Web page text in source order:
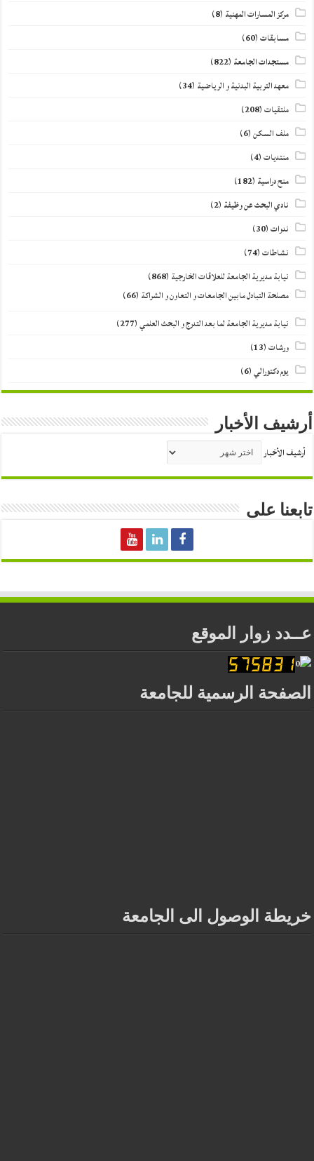
مركز المسارات المهنية (8)
مسابقات(60)
مستجدات الجامعة (822)
معهد التربية البدنية و الرياضية (34)
ملتقيات(208)
ملف السكن(6)
منتديات(4)
منح دراسية (182)
نادي البحث عن وظيفة (2)
ندوات(30)
نشاطات(74)
نيابة مديرية الجامعة للعلاقات الخارجية (868)
مصلحة التبادل مابين الجامعات و التعاون و الشراكة (66)
نيابة مديرية الجامعة لما بعد التدرج و البحث العلمي(277)
ورشات(13)
يوم دكتورالي(6)
أرشيف الأخبار
أرشيف الأخبار
تابعنا على
عــدد زوار الموقع
الصفحة الرسمية للجامعة
خريطة الوصول الى الجامعة